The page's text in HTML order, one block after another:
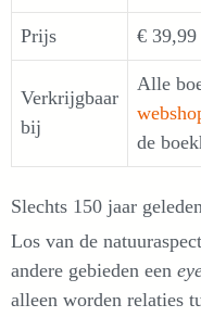
Prijs € 39,99
Verkrijgbaar
bij
Alle
de
Slechts 150 jaar
Los van de
andere gebieden een
alleen worden relaties